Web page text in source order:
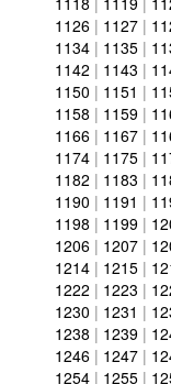
1126 | 1127 |
1134 | 1135 |
1142 | 1143 |
1150 | 1151 |
1158 | 1159 |
1166 | 1167 |
1174 | 1175 |
1182 | 1183 |
1190 | 1191 |
1198 | 1199 |
1206 | 1207 |
1214 | 1215 |
1222 | 1223 |
1230 | 1231 |
1238 | 1239 |
1246 | 1247 |
1254 | 1255 |